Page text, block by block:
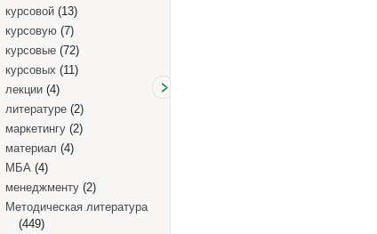
курсовой (13)
курсовую (7)
курсовые (72)
курсовых (11)
лекции (4)
литературе (2)
маркетингу (2)
материал (4)
МБА (4)
менеджменту (2)
Методическая литература
(449)